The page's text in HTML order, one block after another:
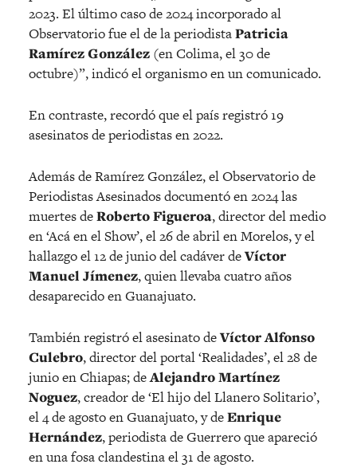
2023. El último caso de 2024 incorporado al
Observatorio fue el de la periodistaPatricia
Ramírez González (en Colima, el 30 de
octubre)”, indicó el organismo en un comunicado.
En contraste, recordó que el país registró 19
asesinatos de periodistas en 2022.
Además de Ramírez González, el Observatorio de
Periodistas Asesinados documentó en 2024 las
muertes deRoberto Figueroa, director del medio
en ‘Acá en el Show’, el 26 de abril en Morelos, y el
hallazgo el 12 de junio del cadáver deVíctor
Manuel Jímenez, quien llevaba cuatro años
desaparecido en Guanajuato.
También registró el asesinato deVíctor Alfonso
Culebro, director del portal ‘Realidades’, el 28 de
junio en Chiapas; deAlejandro Martínez
Noguez, creador de ‘El hijo del Llanero Solitario’,
el 4 de agosto en Guanajuato, y deEnrique
Hernández, periodista de Guerrero que apareció
en una fosa clandestina el 31 de agosto.